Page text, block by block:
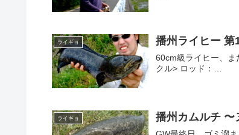
ライギョ 播州ライヒー 第
60cm級ライヒー、
クル> ロッド：…
ライギョ 播州カムルチ 〜